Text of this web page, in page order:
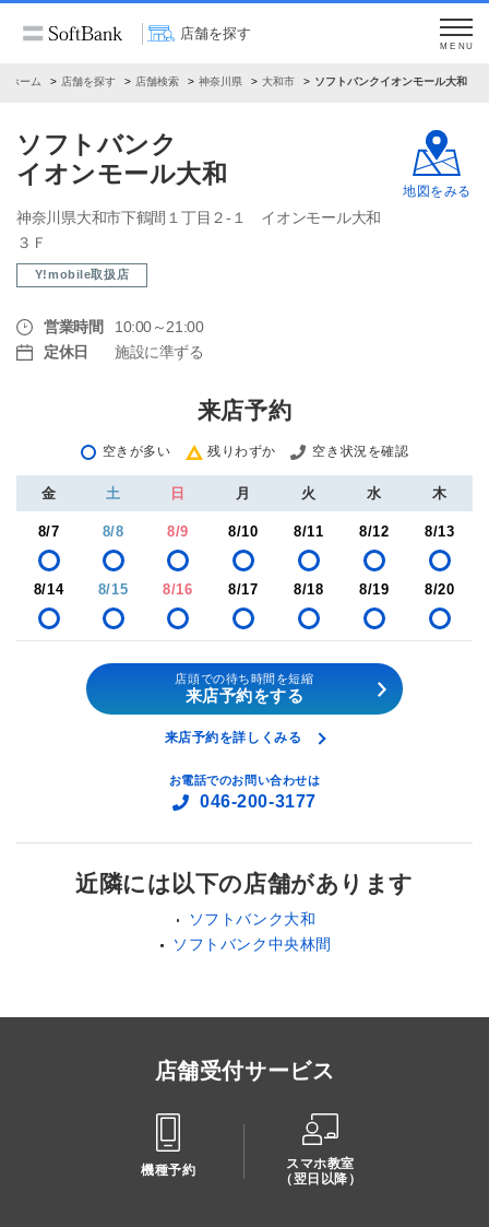
店舗を探す
MENU
ホーム 店舗を探す 店舗検索 神奈川県 大和市 ソフトバンクイオンモール大和
ソフトバンク
イオンモール大和
神奈川県大和市下鶴間１丁目２‐１ イオンモール大和
３Ｆ
Y!mobile取扱店
営業時間
10:00～21:00
定休日
施設に準ずる
地図をみる
来店予約
空きが多い 残りわずか 空き状況を確認
金 土 日 月 火 水 木
8/7 8/8 8/9 8/10 8/11 8/12 8/13
8/14 8/15 8/16 8/17 8/18 8/19 8/20
店頭での待ち時間を短縮
来店予約をする
来店予約を詳しくみる
お電話でのお問い合わせは
046-200-3177
近隣には以下の店舗があります
ソフトバンク大和
ソフトバンク中央林間
店舗受付サービス
機種予約
スマホ教室
（翌日以降）